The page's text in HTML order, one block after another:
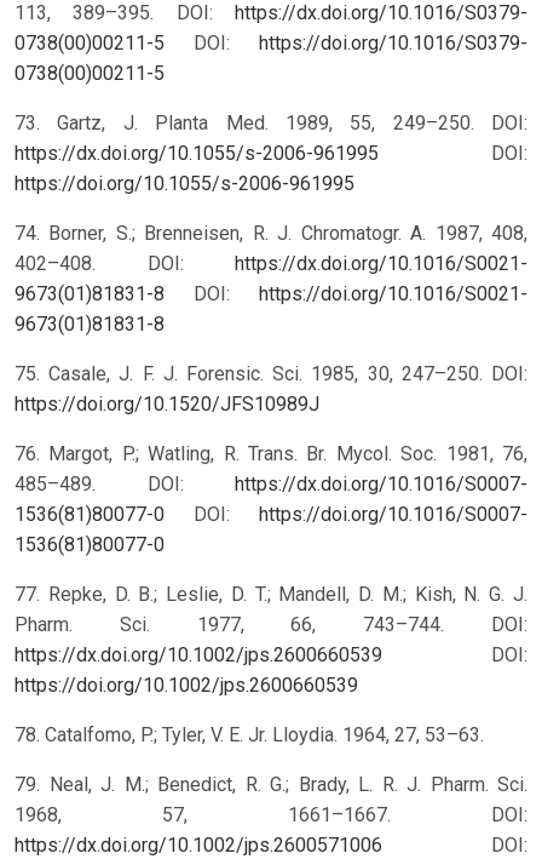
113, 389–395. DOI: https://dx.doi.org/10.1016/S0379-
0738(00)00211-5
DOI: https://doi.org/10.1016/S0379-
0738(00)00211-5
73. Gartz, J. Planta Med. 1989, 55, 249–250. DOI:
https://dx.doi.org/10.1055/s-2006-961995
DOI:
https://doi.org/10.1055/s-2006-961995
74. Borner, S.; Brenneisen, R. J. Chromatogr. A. 1987, 408,
402–408. DOI: https://dx.doi.org/10.1016/S0021-
9673(01)81831-8
DOI: https://doi.org/10.1016/S0021-
9673(01)81831-8
75. Casale, J. F. J. Forensic. Sci. 1985, 30, 247–250. DOI:
https://doi.org/10.1520/JFS10989J
76. Margot, P.; Watling, R. Trans. Br. Mycol. Soc. 1981, 76,
485–489. DOI: https://dx.doi.org/10.1016/S0007-
1536(81)80077-0
DOI: https://doi.org/10.1016/S0007-
1536(81)80077-0
77. Repke, D. B.; Leslie, D. T.; Mandell, D. M.; Kish, N. G. J.
Pharm. Sci. 1977, 66, 743–744. DOI:
https://dx.doi.org/10.1002/jps.2600660539
DOI:
https://doi.org/10.1002/jps.2600660539
78. Catalfomo, P.; Tyler, V. E. Jr. Lloydia. 1964, 27, 53–63.
79. Neal, J. M.; Benedict, R. G.; Brady, L. R. J. Pharm. Sci.
1968, 57, 1661–1667. DOI:
https://dx.doi.org/10.1002/jps.2600571006
DOI: